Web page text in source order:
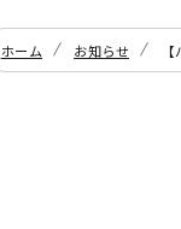
ホーム お知らせ